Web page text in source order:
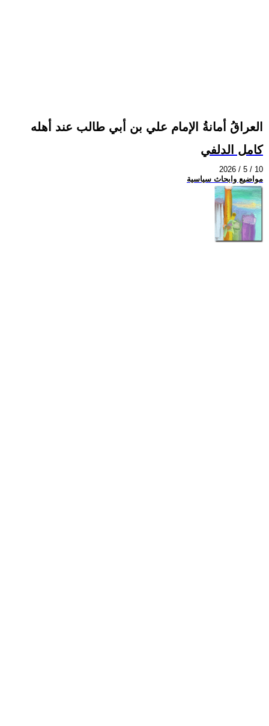
العراقُ أمانةُ الإمام علي بن أبي طالب عند أهله
كامل الدلفي
2026 / 5 / 10
مواضيع وابحاث سياسية